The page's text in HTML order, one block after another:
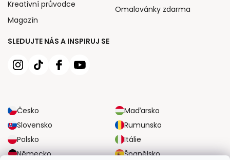
SLEDUJTE NÁS A INSPIRUJ SE
Česko
Maďarsko
Slovensko
Rumunsko
Polsko
Itálie
Německo
Španělsko
Kreativní průvodce
Magazín
Omalovánky zdarma